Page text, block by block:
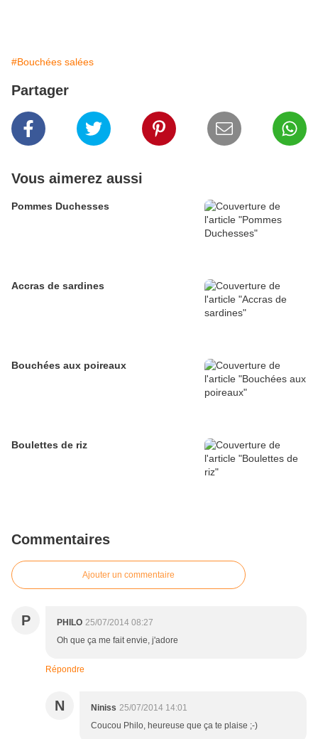
#Bouchées salées
Partager
Vous aimerez aussi
Pommes Duchesses
Accras de sardines
Bouchées aux poireaux
Boulettes de riz
Commentaires
Ajouter un commentaire
P PHILO 25/07/2014 08:27
Oh que ça me fait envie, j'adore
Répondre
N Niniss 25/07/2014 14:01
Coucou Philo, heureuse que ça te plaise ;-)